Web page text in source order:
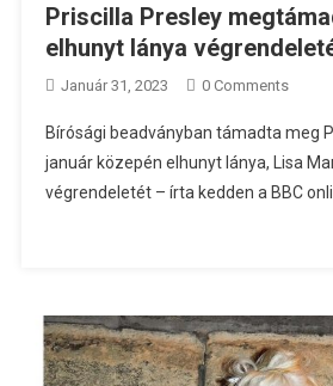
Priscilla Presley
elhunyt lánya
Január 31, 2023 0 Comments
Bírósági beadványban támadta meg
január közepén elhunyt lánya, Lisa
végrendeletét – írta kedden a BBC